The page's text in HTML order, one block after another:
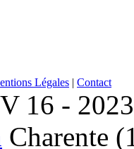
Légales | Contact
16 -
Charente